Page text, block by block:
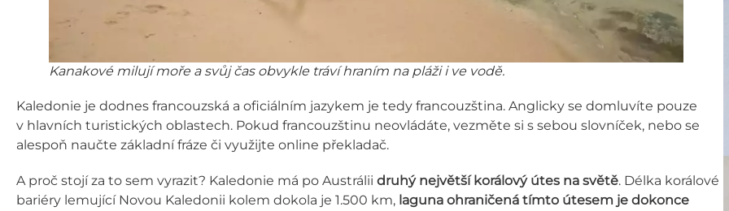
Kanakové milují moře a svůj čas obvykle tráví hraním na pláži i ve vodě.
Kaledonie je dodnes francouzská a oficiálním jazykem je tedy francouzština. Anglicky se domluvíte pouze
v hlavních turistických oblastech. Pokud francouzštinu neovládáte, vezměte si s sebou slovníček, nebo se
alespoň naučte základní fráze či využijte online překladač.
A proč stojí za to sem vyrazit? Kaledonie má po Austrálii druhý největší korálový útes na světě. Délka korálové
bariéry lemující Novou Kaledonii kolem dokola je 1.500 km, laguna ohraničená tímto útesem je dokonce